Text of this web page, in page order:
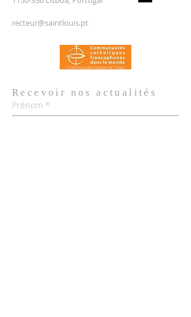
recteur@saintlouis.pt
Recevoir nosactualités
Prénom *